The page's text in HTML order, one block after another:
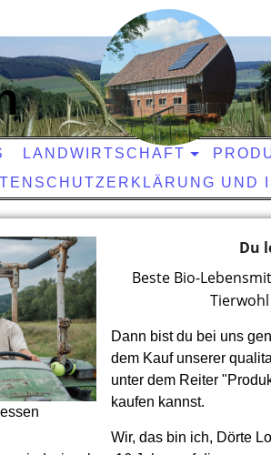
LANDWIRTSCHAFT
UND
Du
Beste Bio-
Dann bist du bei uns
dem Kauf unserer
unter dem Reiter
kaufen kannst.
Wir, das bin ich, Dörte